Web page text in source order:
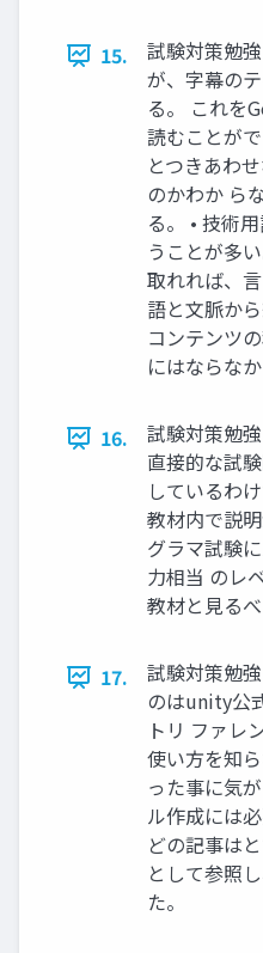
15.
試験対策勉
が、字幕の
る。 これを
読むことが
とつきあわ
のかわか ら
る。 • 技術
うことが多
取れれば、
語と文脈か
コンテンツ
にはならなか
16.
試験対策勉強
直接的な試
しているわ
教材内で説
グラマ試験
力相当 のレ
教材と見るべ
17.
試験対策勉
のはunity公
トリ ファレ
使い方を知
った事に気
ル作成には
どの記事は
として参照
た。